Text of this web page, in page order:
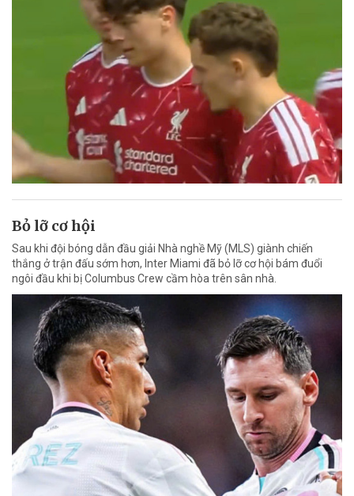
Bỏ lỡ cơ hội
Sau khi đội bóng dẫn đầu giải Nhà nghề Mỹ (MLS) giành chiến
thắng ở trận đấu sớm hơn, Inter Miami đã bỏ lỡ cơ hội bám đuổi
ngôi đầu khi bị Columbus Crew cầm hòa trên sân nhà.